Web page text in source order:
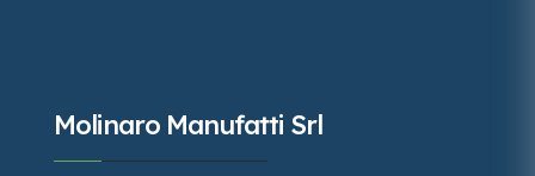
Molinaro Manufatti Srl